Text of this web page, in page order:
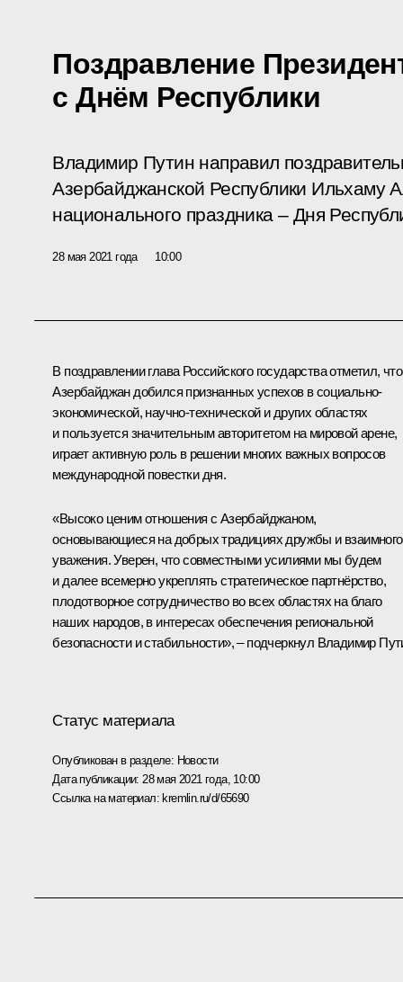
Поздравление
с Днём Республики
Владимир Путин направил
Азербайджанской Республики Ильхаму
национального праздника – Дня
28 мая 2021 года 10:00
В поздравлении глава Российского государства отметил, что
Азербайджан добился признанных успехов в социально-
экономической, научно-технической и других областях
и пользуется значительным авторитетом на мировой арене,
играет активную роль в решении многих важных вопросов
международной повестки дня.
«Высоко ценим отношения с Азербайджаном,
основывающиеся на добрых традициях дружбы и взаимного
уважения. Уверен, что совместными усилиями мы будем
и далее всемерно укреплять стратегическое партнёрство,
плодотворное сотрудничество во всех областях на благо
наших народов, в интересах обеспечения региональной
безопасности и стабильности», – подчеркнул Владимир
Статус материала
Опубликован в разделе: Новости
Дата публикации: 28 мая 2021 года, 10:00
Ссылка на материал: kremlin.ru/d/65690